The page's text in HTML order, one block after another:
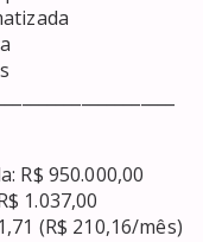
R$ 950.000,00
1.037,00
(R$ 210,16/mês)